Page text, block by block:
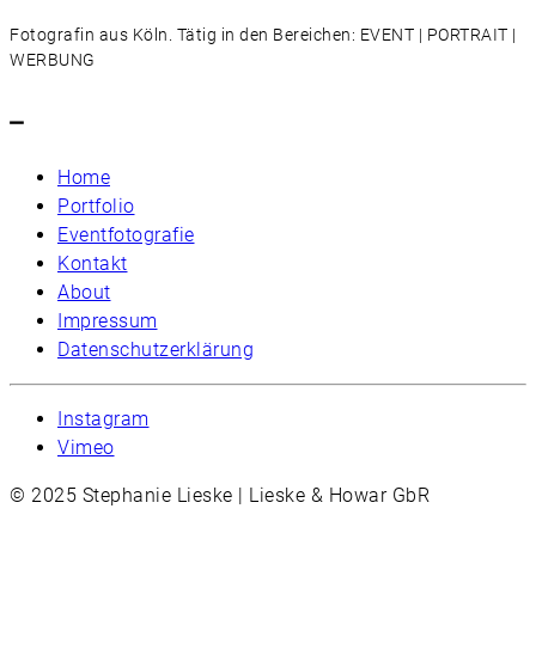
Fotografin aus Köln. Tätig in den Bereichen: EVENT | PORTRAIT |
WERBUNG
–
Home
Portfolio
Eventfotografie
Kontakt
About
Impressum
Datenschutzerklärung
Instagram
Vimeo
© 2025 Stephanie Lieske | Lieske & Howar GbR